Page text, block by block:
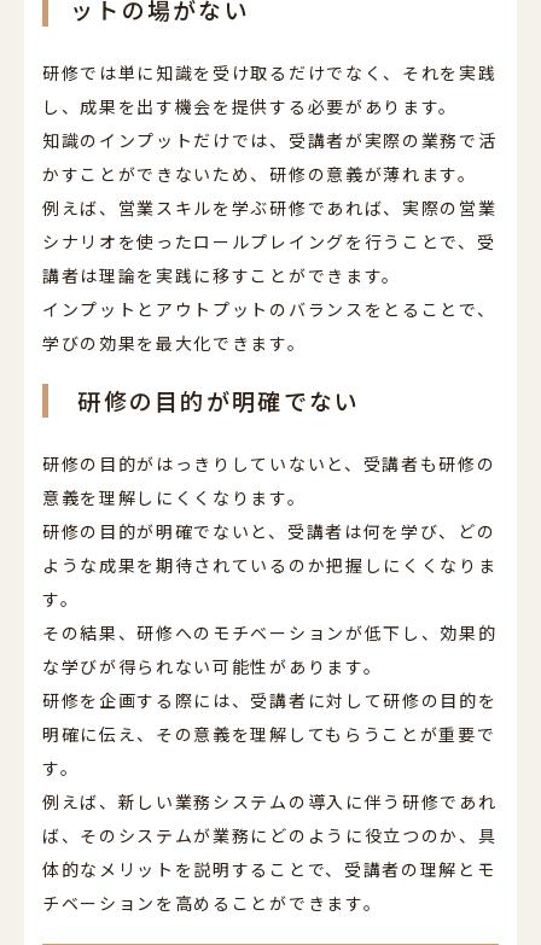
ットの場がない
研修では単に知識を受け取るだけでなく、それを実践
し、成果を出す機会を提供する必要があります。
知識のインプットだけでは、受講者が実際の業務で活
かすことができないため、研修の意義が薄れます。
例えば、営業スキルを学ぶ研修であれば、実際の営業
シナリオを使ったロールプレイングを行うことで、受
講者は理論を実践に移すことができます。
インプットとアウトプットのバランスをとることで、
学びの効果を最大化できます。
研修の目的が明確でない
研修の目的がはっきりしていないと、受講者も研修の
意義を理解しにくくなります。
研修の目的が明確でないと、受講者は何を学び、どの
ような成果を期待されているのか把握しにくくなりま
す。
その結果、研修へのモチベーションが低下し、効果的
な学びが得られない可能性があります。
研修を企画する際には、受講者に対して研修の目的を
明確に伝え、その意義を理解してもらうことが重要で
す。
例えば、新しい業務システムの導入に伴う研修であれ
ば、そのシステムが業務にどのように役立つのか、具
体的なメリットを説明することで、受講者の理解とモ
チベーションを高めることができます。